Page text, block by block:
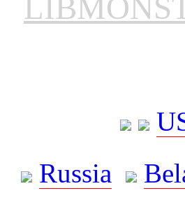
Russia